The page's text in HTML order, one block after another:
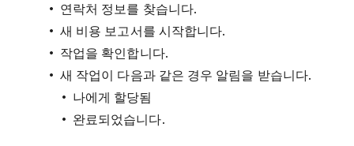
연락처 정보를 찾습니다.
새 비용 보고서를 시작합니다.
작업을 확인합니다.
새 작업이 다음과 같은 경우 알림을 받습니다.
나에게 할당됨
완료되었습니다.